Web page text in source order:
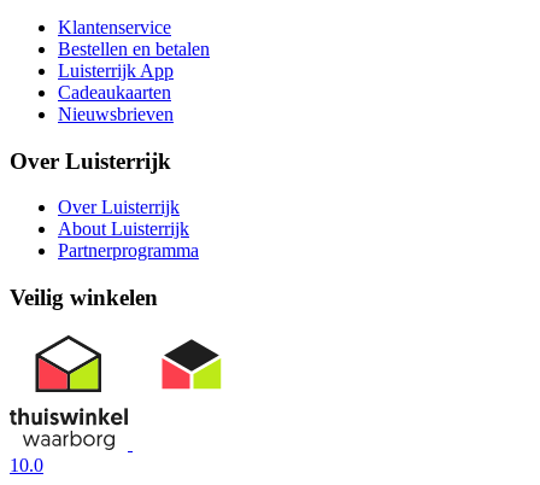
Klantenservice
Bestellen en betalen
Luisterrijk App
Cadeaukaarten
Nieuwsbrieven
Over Luisterrijk
Over Luisterrijk
About Luisterrijk
Partnerprogramma
Veilig winkelen
10.0